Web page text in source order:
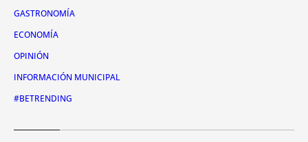
GASTRONOMÍA
ECONOMÍA
OPINIÓN
INFORMACIÓN MUNICIPAL
#BETRENDING